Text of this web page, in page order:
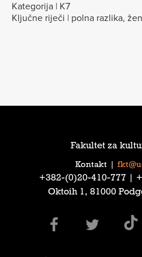
Kategorija | K7
Ključne riječi | polna razlika,
Fakultet za
Kontakt
‎+382-(0)20-410-777‎ |
Oktoih 1, 81000